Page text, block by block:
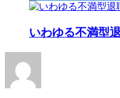
いわゆる不満型